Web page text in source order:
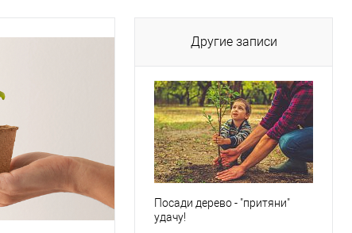
Другие записи
Посади дерево - "притяни"
удачу!